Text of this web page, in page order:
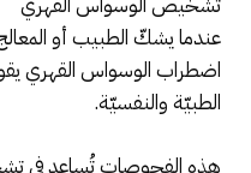
عندما يشكّ الطبيب أو
اضطراب الوسواس القهري
الطبيّة والنفسيّة.
هذه الفحوصات تُساعد في